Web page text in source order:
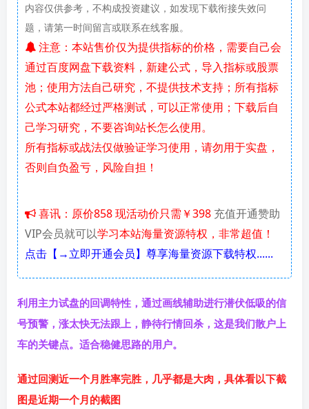
内容仅供参考，不构成投资建议，如发现下载衔接失效问
题，请第一时间留言或联系在线客服。
通过百度网盘下载资料，新建公式，导入指标或股票
池；使用方法自己研究，不提供技术支持；所有指标
公式本站都经过严格测试，可以正常使用；下载后自
己学习研究，不要咨询站长怎么使用。
所有指标或战法仅做验证学习使用，请勿用于实盘，
否则自负盈亏，风险自担！
喜讯：原价858 现活动价只需￥398 充值开通赞助
VIP会员就可以学习本站海量资源特权，非常超值！
点击【→立即开通会员】尊享海量资源下载特权......
利用主力试盘的回调特性，通过画线辅助进行潜伏低吸的信
号预警，涨太快无法跟上，静待行情回杀，这是我们散户上
车的关键点。适合稳健思路的用户。
通过回测近一个月胜率完胜，几乎都是大肉，具体看以下截
图是近期一个月的截图